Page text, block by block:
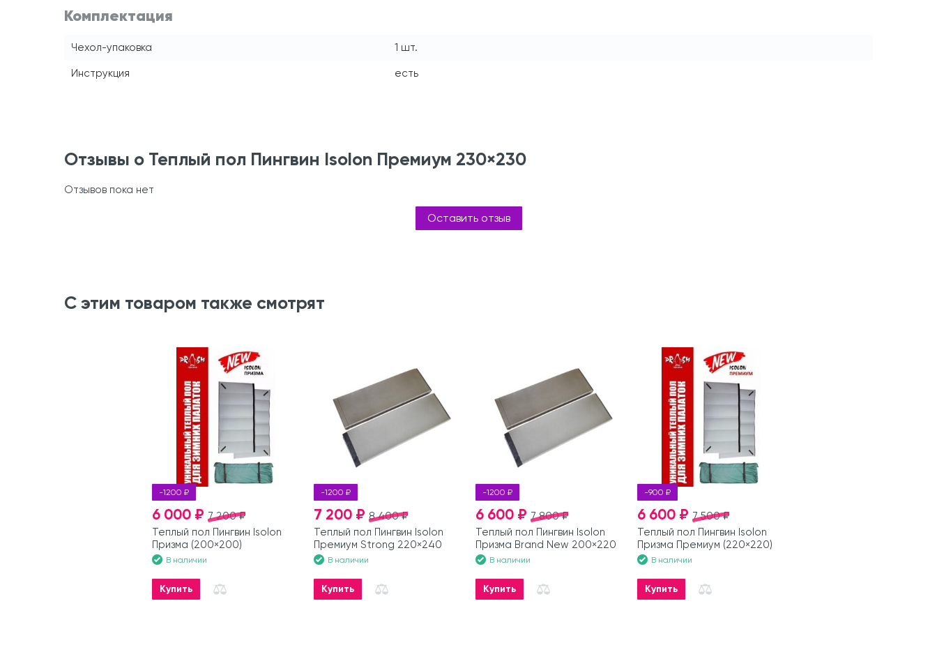
Комплектация
Чехол-упаковка 1 шт.
Инструкция есть
Отзывы о Теплый пол Пингвин Isolon Премиум 230×230
Отзывов пока нет
Оставить отзыв
С этим товаром также смотрят
-1200 ₽
7 200 ₽
6 000 ₽
Теплый пол Пингвин Isolon
Призма (200×200)
В наличии
Купить
-1200 ₽
8 400 ₽
7 200 ₽
Теплый пол Пингвин Isolon
Премиум Strong 220×240
В наличии
Купить
-1200 ₽
7 800 ₽
6 600 ₽
Теплый пол Пингвин Isolon
Призма Brand New 200×220
В наличии
Купить
-900 ₽
7 500 ₽
6 600 ₽
Теплый пол Пингвин Isolon
Призма Премиум (220×220)
В наличии
Купить